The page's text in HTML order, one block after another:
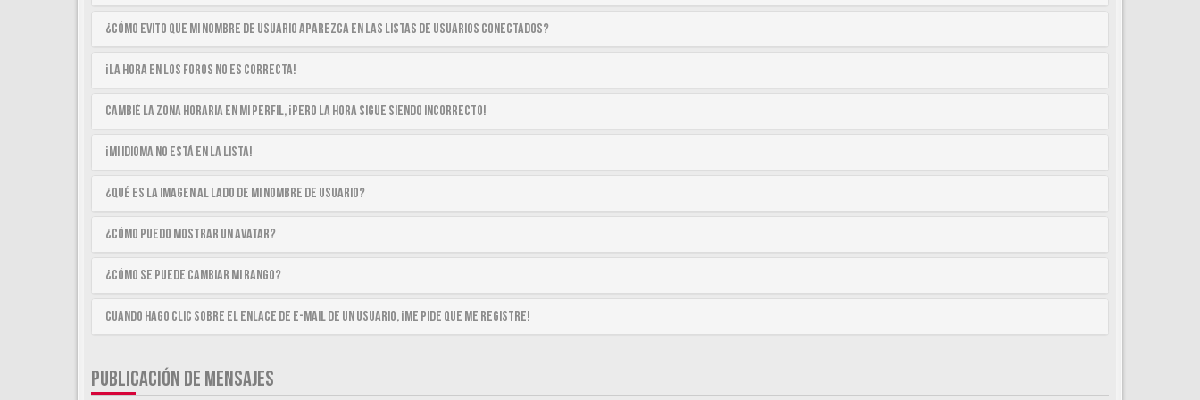
¿Cómo evito que mi nombre de usuario aparezca en las listas de usuarios conectados?
¡La hora en los foros no es correcta!
Cambié la zona horaria en mi perfil, ¡pero la hora sigue siendo incorrecto!
¡Mi idioma no está en la lista!
¿Qué es la imagen al lado de mi nombre de usuario?
¿Cómo puedo mostrar un avatar?
¿Cómo se puede cambiar mi rango?
Cuando hago clic sobre el enlace de e-mail de un usuario, ¡me pide que me registre!
PUBLICACIÓN DE MENSAJES